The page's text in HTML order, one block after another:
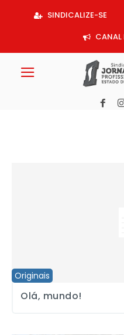
SINDICALIZE-SE
CANAL
Originais
Olá, mundo!